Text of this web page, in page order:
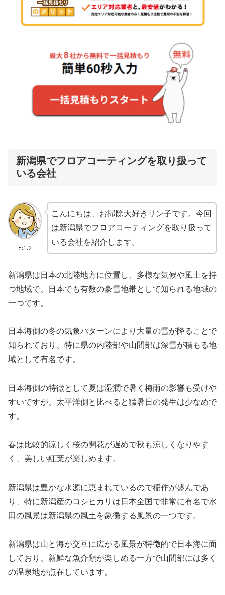
新潟県でフロアコーティングを取り扱って
いる会社
ﾅﾋﾞｻﾝ
こんにちは、お掃除大好きリン子です。今回
は新潟県でフロアコーティングを取り扱って
いる会社を紹介します。
新潟県は日本の北陸地方に位置し、多様な気候や風土を持
つ地域で、日本でも有数の豪雪地帯として知られる地域の
一つです。
日本海側の冬の気象パターンにより大量の雪が降ることで
知られており、特に県の内陸部や山間部は深雪が積もる地
域として有名です。
日本海側の特徴として夏は湿潤で暑く梅雨の影響も受けや
すいですが、太平洋側と比べると猛暑日の発生は少なめで
す。
春は比較的涼しく桜の開花が遅めで秋も涼しくなりやす
く、美しい紅葉が楽しめます。
新潟県は豊かな水源に恵まれているので稲作が盛んであ
り、特に新潟産のコシヒカリは日本全国で非常に有名で水
田の風景は新潟県の風土を象徴する風景の一つです。
新潟県は山と海が交互に広がる風景が特徴的で日本海に面
しており、新鮮な魚介類が楽しめる一方で山間部には多く
の温泉地が点在しています。